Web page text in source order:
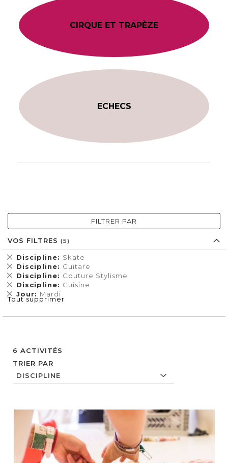
CIRQUE ET TRAPÈZE
ECHECS
6 ACTIVITÉS
TRIER PAR
FILTRER PAR
VOS FILTRES
Discipline Skate
Supprimer
cet
Élément
Discipline Guitare
Supprimer
cet
Élément
Discipline Couture Stylisme
Supprimer
cet
Élément
Discipline Cuisine
Supprimer
cet
Élément
Jour Mardi
Supprimer
cet
Tout supprimer